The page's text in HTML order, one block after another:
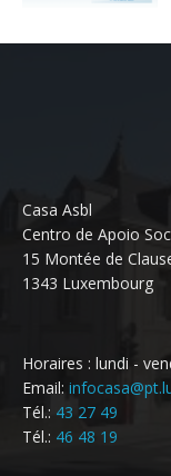
Casa Asbl
Centro de Apoio
15 Montée de
1343 Luxembourg
Horaires : lundi -
Email:
Tél.: 43 27 49
Tél.: 46 48 19